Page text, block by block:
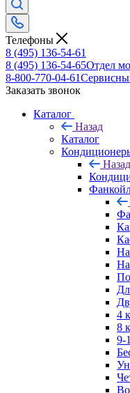
Телефоны
8 (495) 136-54-61
8 (495) 136-54-65Отдел
8-800-770-04-61
Заказать звонок
Каталог
Назад
Каталог
Назад
4
8
9-